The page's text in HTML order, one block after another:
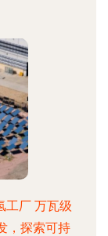
工厂 万瓦级
，探索可持